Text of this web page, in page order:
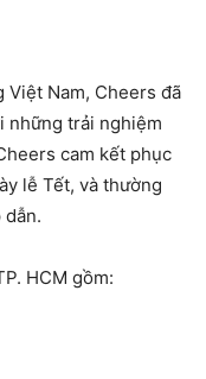
Việt Nam, Cheers đã
những trải nghiệm
cam kết phục
lễ Tết, và thường
HCM gồm: